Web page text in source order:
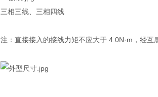
三相三线、三相四线
注：直接接入的接线力矩不应大于 4.0N·m，经互